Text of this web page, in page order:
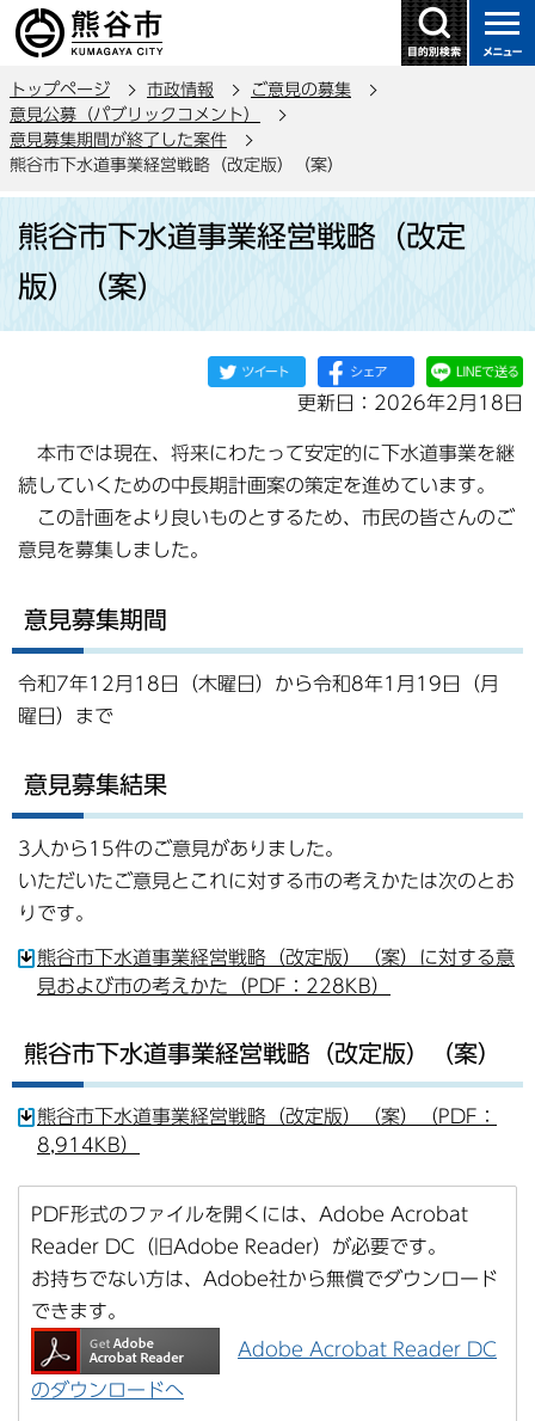
の
ー
ジ
の
先
トップページ 市政情報
ご意見の募集
意見公募（パブリックコメント）
意見募集期間が終了した案件
熊谷市下水道事業経営戦略（改定版）（案）
か
熊谷市下水道事業経営戦略（改定
版）（案）
更新日：2026年2月18日
本市では現在、将来にわたって安定的に下水道事業を継
続していくための中長期計画案の策定を進めています。
この計画をより良いものとするため、市民の皆さんのご
意見を募集しました。
意見募集期間
令和7年12月18日（木曜日）から令和8年1月19日（月
曜日）まで
意見募集結果
3人から15件のご意見がありました。
いただいたご意見とこれに対する市の考えかたは次のとお
りです。
熊谷市下水道事業経営戦略（改定版）（案）に対する意
見および市の考えかた（PDF：228KB）
熊谷市下水道事業経営戦略（改定版）（案）
熊谷市下水道事業経営戦略（改定版）（案）（PDF：
8,914KB）
PDF形式のファイルを開くには、Adobe Acrobat
Reader DC（旧Adobe Reader）が必要です。
お持ちでない方は、Adobe社から無償でダウンロード
できます。
Adobe Acrobat Reader DC
のダウンロードへ